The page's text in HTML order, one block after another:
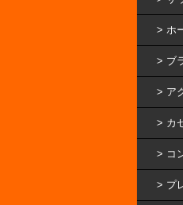
ホ
ブ
ア
カ
コ
プ